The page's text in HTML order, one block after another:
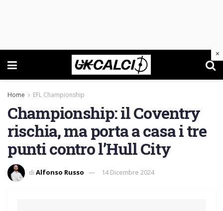
Home EFL Championship
Championship: il Coventry
rischia, ma porta a casa i tre
punti contro l’Hull City
di Alfonso Russo 14 Dicembre 2024
×